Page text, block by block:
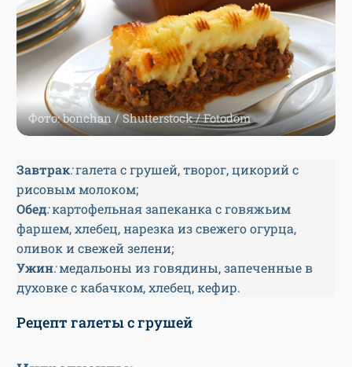
Фото: bonchan / Shutterstock / Fotodom
Завтрак:галета с грушей, творог, цикорий с
рисовым молоком;
Обед:картофельная запеканка с говяжьим
фаршем, хлебец, нарезка из свежего огурца,
оливок и свежей зелени;
Ужин:медальоны из говядины, запеченные в
духовке с кабачком, хлебец, кефир.
Рецепт галеты с грушей